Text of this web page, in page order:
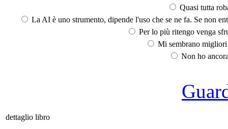
Quasi tutta
La AI è uno strumento, dipende l'uso che se ne fa. Se non
Per lo più ritengo venga
Mi sembrano
Non ho
dettaglio libro